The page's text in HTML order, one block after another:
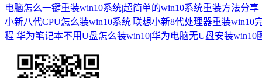
电脑怎么一键重装win10系统|超简单的win10系统重装方法分享
小新八代CPU怎么装win10系统|联想小新8代处理器重装win10
程 华为笔记本不用U盘怎么装win10|华为电脑无U盘安装win10